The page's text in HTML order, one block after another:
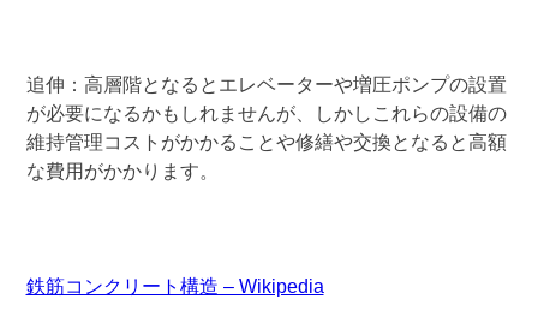
追伸：高層階となるとエレベーターや増圧ポンプの設置
が必要になるかもしれませんが、しかしこれらの設備の
維持管理コストがかかることや修繕や交換となると高額
な費用がかかります。
鉄筋コンクリート構造 – Wikipedia